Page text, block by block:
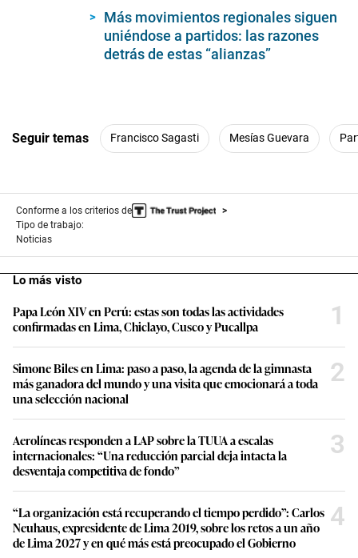
Más movimientos regionales siguen
uniéndose a partidos: las razones
detrás de estas “alianzas”
Seguir temas Francisco Sagasti Mesías Guevara
Conforme a los criterios de
Tipo de trabajo:
Noticias
Lo más visto
Papa León XIV en Perú: estas son todas las actividades
confirmadas en Lima, Chiclayo, Cusco y Pucallpa
1
Simone Biles en Lima: paso a paso, la agenda de la gimnasta
más ganadora del mundo y una visita que emocionará a toda
una selección nacional
2
Aerolíneas responden a LAP sobre la TUUA a escalas
internacionales: “Una reducción parcial deja intacta la
desventaja competitiva de fondo”
3
“La organización está recuperando el tiempo perdido”: Carlos
Neuhaus, expresidente de Lima 2019, sobre los retos a un año
de Lima 2027 y en qué más está preocupado el Gobierno
4